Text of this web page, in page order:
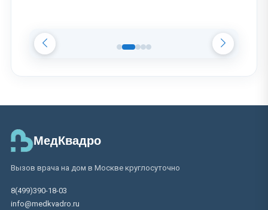
МедКвадро
Вызов врача на дом в Москве круглосуточно
8(499)390-18-03
info@medkvadro.ru